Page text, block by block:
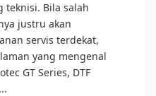
teknisi. Bila salah
justru akan
servis terdekat,
yang mengenal
GT Series, DTF